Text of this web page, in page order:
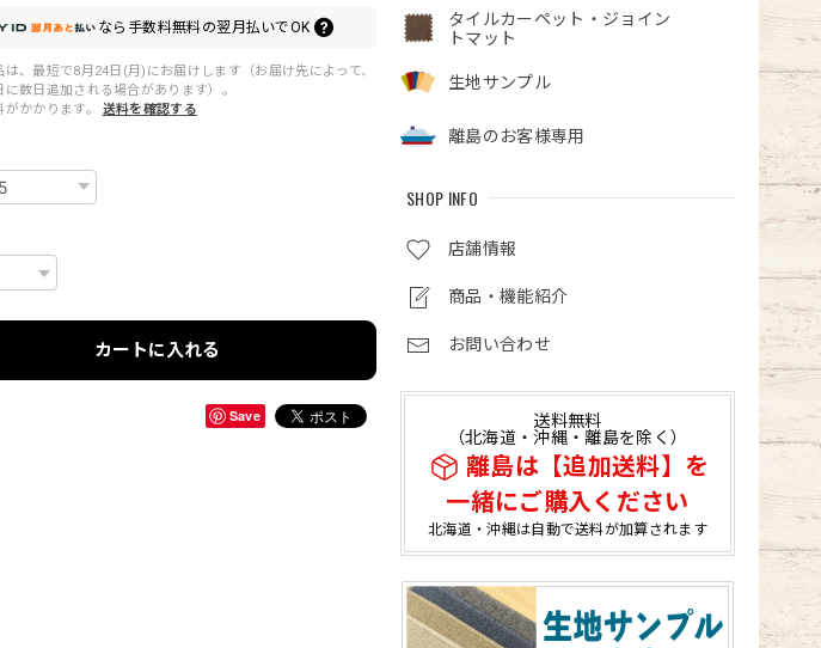
タイルカーペット・ジョイン
トマット
生地サンプル
離島のお客様専用
SHOP INFO
店舗情報
商品・機能紹介
お問い合わせ
送料無料
（北海道・沖縄・離島を除く）
離島は【追加送料】を
一緒にご購入ください
北海道・沖縄は自動で送料が加算されます
なら 手数料無料の翌月払いでOK
、最短で8月24日(月)にお届けします（お届け先によって、
に数日追加される場合があります）。
かかります。
送料を確認する
カートに入れる
Save